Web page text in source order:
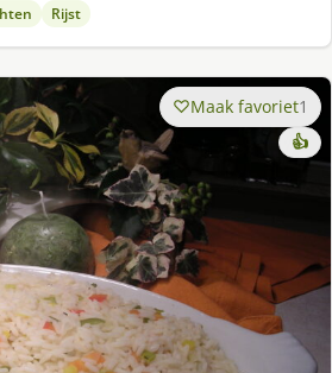
Rijst
Maak favoriet1
👍